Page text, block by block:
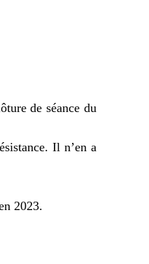
de séance du
Il n’en a
2023.